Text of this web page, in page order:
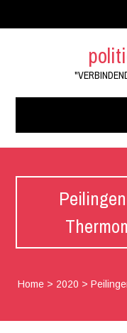
Home > 2020 >